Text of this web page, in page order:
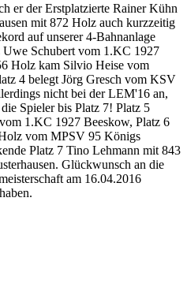
er der Erstplatzierte Rainer Kühn
mit 872 Holz auch kurzzeitig
auf unserer 4-Bahnanlage
Schubert vom 1.KC 1927
Holz kam Silvio Heise vom
4 belegt Jörg Gresch vom KSV
nicht bei der LEM'16 an,
Spieler bis Platz 7! Platz 5
1.KC 1927 Beeskow, Platz 6
vom MPSV 95 Königs
Platz 7 Tino Lehmann mit 843
Glückwunsch an die
am 16.04.2016